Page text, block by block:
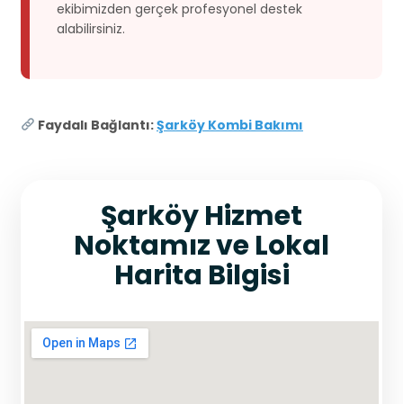
ekibimizden gerçek profesyonel destek
alabilirsiniz.
Faydalı Bağlantı:Şarköy Kombi Bakımı
Şarköy Hizmet
Noktamız ve Lokal
Harita Bilgisi